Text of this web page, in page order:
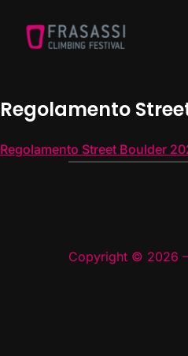
Regolamento
Regolamento Street Boulder
Copyright © 2026